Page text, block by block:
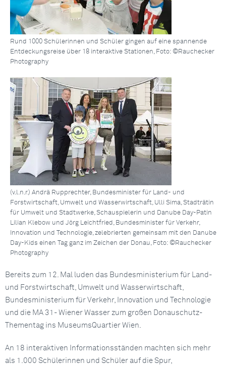
Rund 1000 Schülerinnen und Schüler gingen auf eine spannende
Entdeckungsreise über 18 interaktive Stationen, Foto: ©Rauchecker
Photography
(v.l.n.r.) Andrä Rupprechter, Bundesminister für Land- und
Forstwirtschaft, Umwelt und Wasserwirtschaft, Ulli Sima, Stadträtin
für Umwelt und Stadtwerke, Schauspielerin und Danube Day-Patin
Lilian Klebow und Jörg Leichtfried, Bundesminister für Verkehr,
Innovation und Technologie, zelebrierten gemeinsam mit den Danube
Day-Kids einen Tag ganz im Zeichen der Donau, Foto: ©Rauchecker
Photography
Bereits zum 12. Mal luden das Bundesministerium für Land-
und Forstwirtschaft, Umwelt und Wasserwirtschaft,
Bundesministerium für Verkehr, Innovation und Technologie
und die MA 31- Wiener Wasser zum großen Donauschutz-
Thementag ins MuseumsQuartier Wien.
An 18 interaktiven Informationsständen machten sich mehr
als 1.000 Schülerinnen und Schüler auf die Spur,